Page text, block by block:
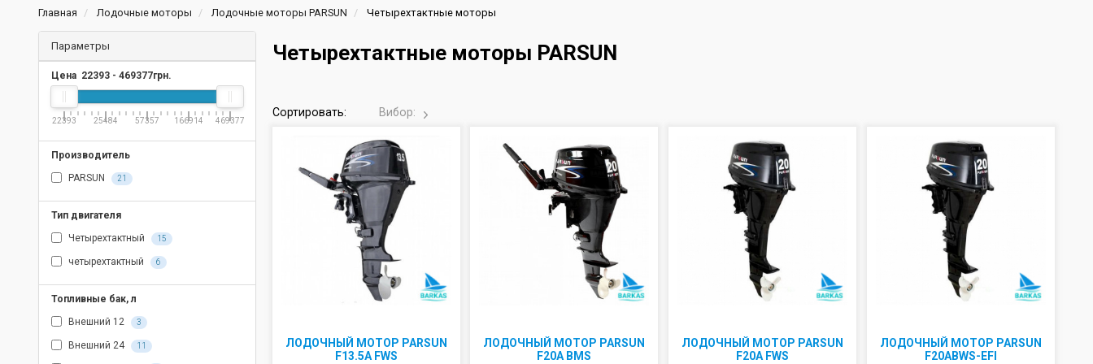
Главная Лодочные моторы Лодочные моторы PARSUN Четырехтактные моторы
Параметры
Цена 22393 - 469377грн.
22393 25484 57357 166914 469377
Производитель
PARSUN 21
Тип двигателя
Четырехтактный 15
четырехтактный 6
Топливные бак, л
Внешний 12 3
Внешний 24 11
Четырехтактные моторы PARSUN
Сортировать: Вибор:
ЛОДОЧНЫЙ МОТОР PARSUN
F13.5A FWS
ЛОДОЧНЫЙ МОТОР PARSUN
F20A BMS
ЛОДОЧНЫЙ МОТОР PARSUN
F20A FWS
ЛОДОЧНЫЙ МОТОР PARSUN
F20ABWS-EFI